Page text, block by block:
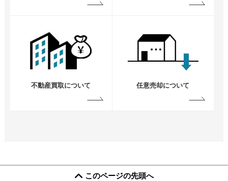
不動産買取について 任意売却について
このページの先頭へ